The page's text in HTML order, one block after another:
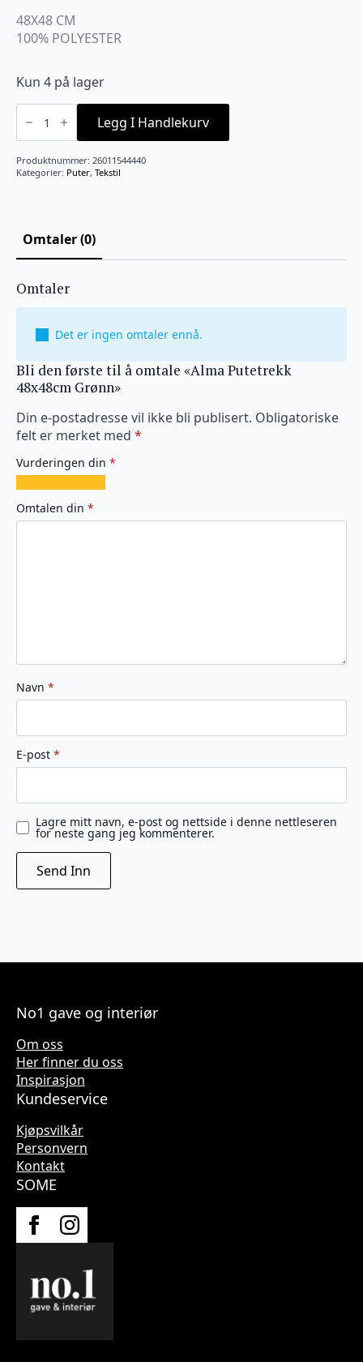
48X48 CM
100% POLYESTER
Kun 4 på lager
Alma
Putetrekk
48x48cm
Grønn
antall
Legg I Handlekurv
Produktnummer: 26011544440
Kategorier: Puter, Tekstil
Omtaler (0)
Omtaler
Det er ingen omtaler ennå.
Bli den første til å omtale «Alma Putetrekk
48x48cm Grønn»
Din e-postadresse vil ikke bli publisert. Obligatoriske
felt er merket med *
Vurderingen din *
av
5
av
5
av
5
av
5
av
5
Omtalen din *
Navn *
E-post *
Lagre mitt navn, e-post og nettside i denne nettleseren
for neste gang jeg kommenterer.
No1 gave og interiør
Om oss
Her finner du oss
Inspirasjon
Kundeservice
Kjøpsvilkår
Personvern
Kontakt
SOME